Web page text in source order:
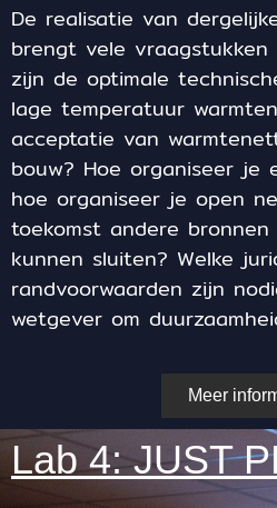
De realisatie van
brengt vele
zijn de optimale
lage temperatuur
acceptatie van
bouw? Hoe organiseer je
hoe organiseer je open
toekomst andere
kunnen sluiten? Welke
randvoorwaarden zijn
wetgever om
Meer
Lab 4: JUST